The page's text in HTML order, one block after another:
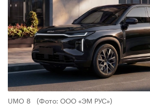
UMO 8 (Фото: ООО «ЭМ РУС»)